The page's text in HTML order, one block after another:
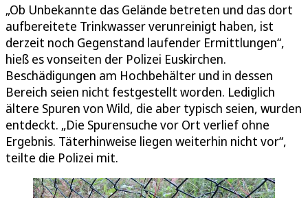
„Ob Unbekannte das Gelände betreten und das dort
aufbereitete Trinkwasser verunreinigt haben, ist
derzeit noch Gegenstand laufender Ermittlungen“,
hieß es vonseiten der Polizei Euskirchen.
Beschädigungen am Hochbehälter und in dessen
Bereich seien nicht festgestellt worden. Lediglich
ältere Spuren von Wild, die aber typisch seien, wurden
entdeckt. „Die Spurensuche vor Ort verlief ohne
Ergebnis. Täterhinweise liegen weiterhin nicht vor“,
teilte die Polizei mit.